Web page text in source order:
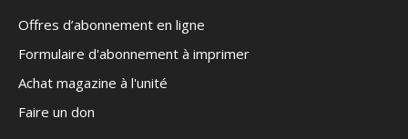
Offres d’abonnement en ligne
Formulaire d'abonnement à imprimer
Achat magazine à l'unité
Faire un don